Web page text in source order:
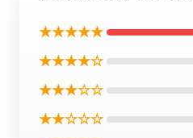
★★★★★
★★★★☆
★★★☆☆
★★☆☆☆